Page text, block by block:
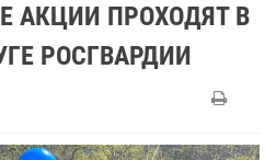
АКЦИИ ПРОХОДЯТ В
РОСГВАРДИИ